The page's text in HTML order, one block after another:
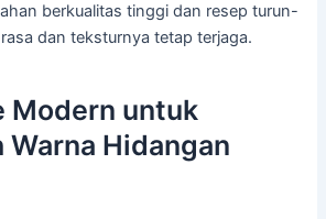
berkualitas tinggi dan resep turun-
dan teksturnya tetap terjaga.
Modern untuk
Warna Hidangan